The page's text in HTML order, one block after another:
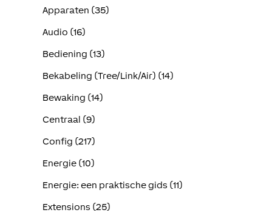
Apparaten (35)
Audio (16)
Bediening (13)
Bekabeling (Tree/Link/Air) (14)
Bewaking (14)
Centraal (9)
Config (217)
Energie (10)
Energie: een praktische gids (11)
Extensions (25)